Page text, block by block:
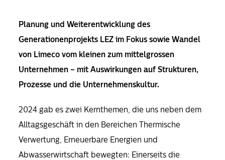
Planung und Weiterentwicklung des
Generationenprojekts LEZ im Fokus sowie Wandel
von Limeco vom kleinen zum mittelgrossen
Unternehmen – mit Auswirkungen auf Struk­turen,
Prozesse und die Unternehmenskultur.
2024 gab es zwei Kernthemen, die uns neben dem
Alltagsgeschäft in den Bereichen Thermische
Verwertung, Erneuerbare Energien und
Abwasserwirtschaft bewegten: Einerseits die